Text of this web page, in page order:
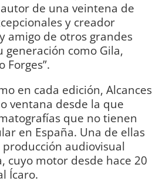
de una veintena de
y creador
amigo de otros grandes
generación como Gila,
Forges”.
en cada edición, Alcances
ventana desde la que
que no tienen
en España. Una de ellas
audiovisual
cuyo motor desde hace 20
Ícaro.